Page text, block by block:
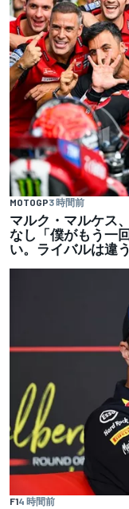
MOTOGP3 時間前
マルク・マルケス
なし「僕がもう一
い。ライバルは違う
F14 時間前